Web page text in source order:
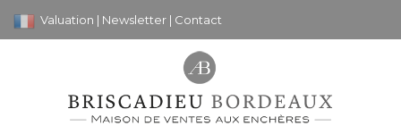
Valuation | Newsletter | Contact